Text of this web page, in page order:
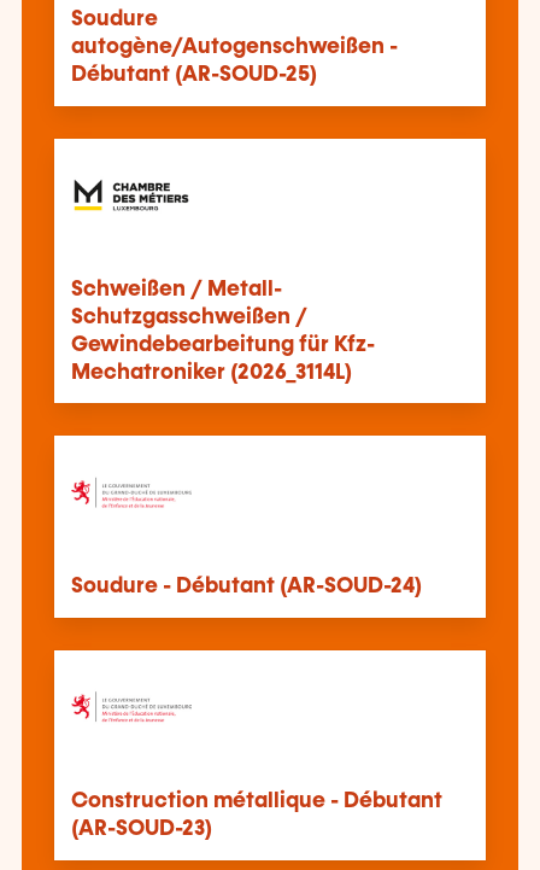
Soudure
autogène/Autogenschweißen -
Débutant (AR-SOUD-25)
Schweißen / Metall-
Schutzgasschweißen /
Gewindebearbeitung für Kfz-
Mechatroniker (2026_3114L)
Soudure - Débutant (AR-SOUD-24)
Construction métallique - Débutant
(AR-SOUD-23)